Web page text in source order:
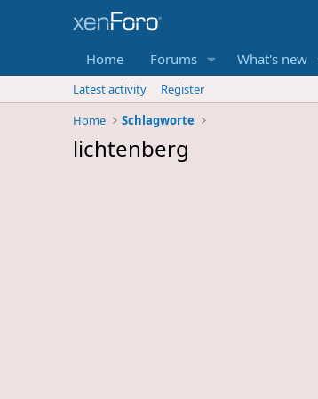
Home Forums What's new
Latest activity
Register
Home
Schlagworte
lichtenberg